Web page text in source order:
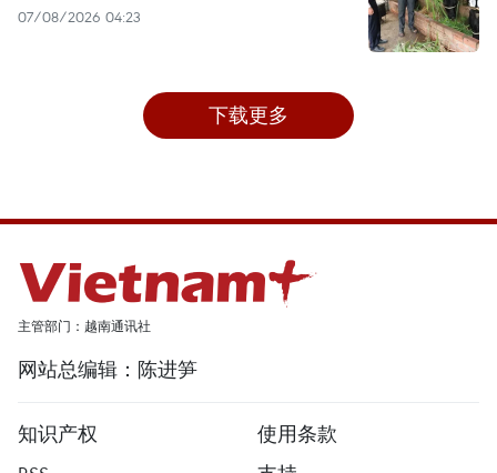
07/08/2026 04:23
下载更多
主管部门：越南通讯社
网站总编辑：陈进笋
知识产权
使用条款